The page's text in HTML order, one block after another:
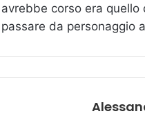
avrebbe corso era
passare da personaggio